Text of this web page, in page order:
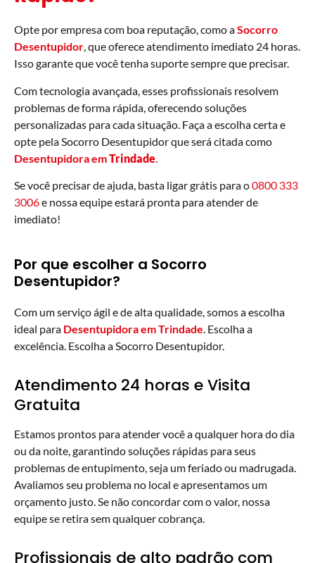
Opte por empresa com boa reputação, como aSocorro
Desentupidor, que oferece atendimento imediato 24 horas.
Isso garante que você tenha suporte sempre que precisar.
Com tecnologia avançada, esses profissionais resolvem
problemas de forma rápida, oferecendo soluções
personalizadas para cada situação. Faça a escolha certa e
opte pela Socorro Desentupidor que será citada como
Desentupidora emTrindade
Se você precisar de ajuda, basta ligar grátis para o0800 333
3006e nossa equipe estará pronta para atender de
imediato!
Por que escolher a Socorro
Desentupidor?
Com um serviço ágil e de alta qualidade, somos a escolha
ideal para Desentupidora em Trindade. Escolha a
excelência. Escolha a Socorro Desentupidor.
Atendimento 24 horas e Visita
Gratuita
Estamos prontos para atender você a qualquer hora do dia
ou da noite, garantindo soluções rápidas para seus
problemas de entupimento, seja um feriado ou madrugada.
Avaliamos seu problema no local e apresentamos um
orçamento justo. Se não concordar com o valor, nossa
equipe se retira sem qualquer cobrança.
Profissionais de alto padrão com